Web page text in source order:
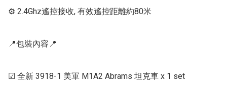
⚙ 2.4Ghz遙控接收, 有效遙控距離約80米
📍包裝內容📍
☑ 全新 3918-1 美軍 M1A2 Abrams 坦克車 x 1 set